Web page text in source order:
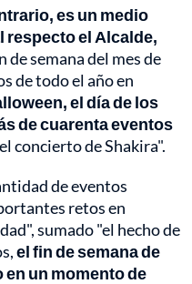
es un medio
respecto el Alcalde,
semana del mes de
de todo el año en
el día de los
de cuarenta eventos
concierto de Shakira".
de eventos
retos en
sumado "el hecho de
el fin de semana de
un momento de